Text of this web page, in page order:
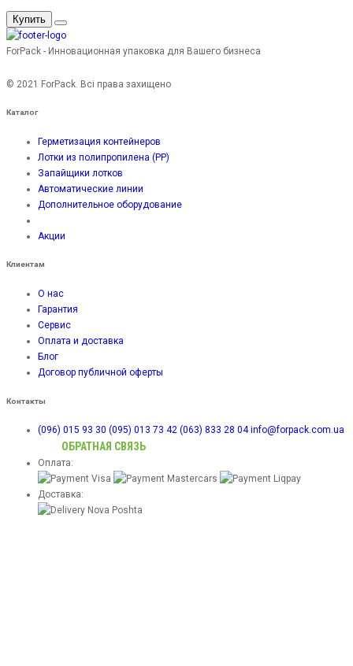
Купить
ForPack - Инновационная упаковка для Вашего бизнеса
© 2021 ForPack. Всі права захищено
Каталог
Герметизация контейнеров
Лотки из полипропилена (PP)
Запайщики лотков
Автоматические линии
Дополнительное оборудование
Акции
Клиентам
О нас
Гарантия
Сервис
Оплата и доставка
Блог
Договор публичной оферты
Контакты
(096) 015 93 30 (095) 013 73 42 (063) 833 28 04 info@forpack.com.ua
ОБРАТНАЯ СВЯЗЬ
Оплата:
Доставка: